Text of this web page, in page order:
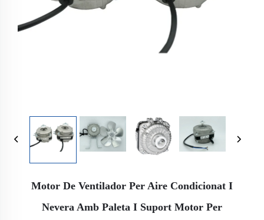
Motor De Ventilador Per Aire Condicionat I
Nevera Amb Paleta I Suport Motor Per